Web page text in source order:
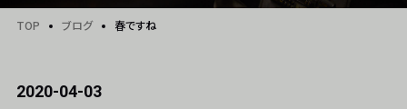
TOP ブログ 春ですね
2020-04-03